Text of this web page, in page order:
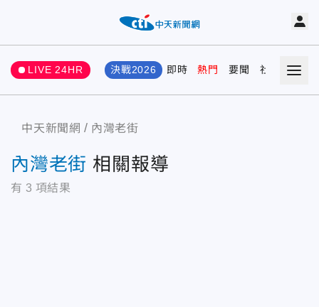
LIVE 24HR 決戰2026 即時 熱門 要聞 社會 娛樂
中天新聞網 內灣老街
內灣老街 相關報導
有 3 項結果